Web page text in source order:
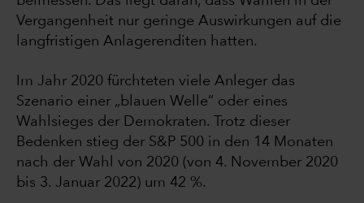
Vergangenheit nur geringe Auswirkungen auf die
langfristigen Anlagerenditen hatten.
Im Jahr 2020 fürchteten viele Anleger das
Szenario einer „blauen Welle“ oder eines
Wahlsieges der Demokraten. Trotz dieser
Bedenken stieg der S&P 500 in den 14 Monaten
nach der Wahl von 2020 (von 4. November 2020
bis 3. Januar 2022) um 42 %.